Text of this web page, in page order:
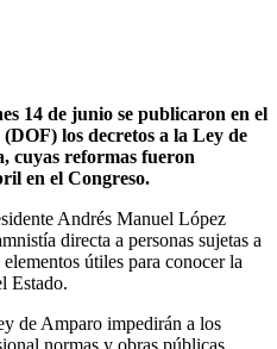
14 de junio se publicaron en el
los decretos a la Ley de
cuyas reformas fueron
en el Congreso.
Andrés Manuel López
directa a personas sujetas a
útiles para conocer la
Estado.
de Amparo impedirán a los
normas y obras públicas.